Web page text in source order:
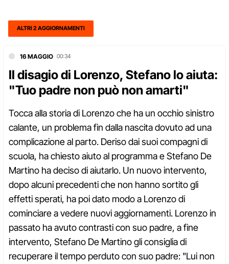
ALTRI 2 AGGIORNAMENTI
16 MAGGIO 00:34
Il disagio di Lorenzo, Stefano lo aiuta:
"Tuo padre non può non amarti"
Tocca alla storia di Lorenzo che ha un occhio sinistro
calante, un problema fin dalla nascita dovuto ad una
complicazione al parto. Deriso dai suoi compagni di
scuola, ha chiesto aiuto al programma e Stefano De
Martino ha deciso di aiutarlo. Un nuovo intervento,
dopo alcuni precedenti che non hanno sortito gli
effetti sperati, ha poi dato modo a Lorenzo di
cominciare a vedere nuovi aggiornamenti. Lorenzo in
passato ha avuto contrasti con suo padre, a fine
intervento, Stefano De Martino gli consiglia di
recuperare il tempo perduto con suo padre: "Lui non